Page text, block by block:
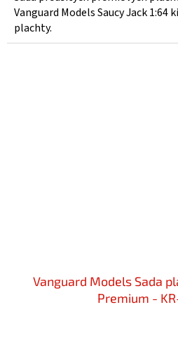
Vanguard Models Saucy Jack 1:64
plachty.
Vanguard Models Sada
Premium -